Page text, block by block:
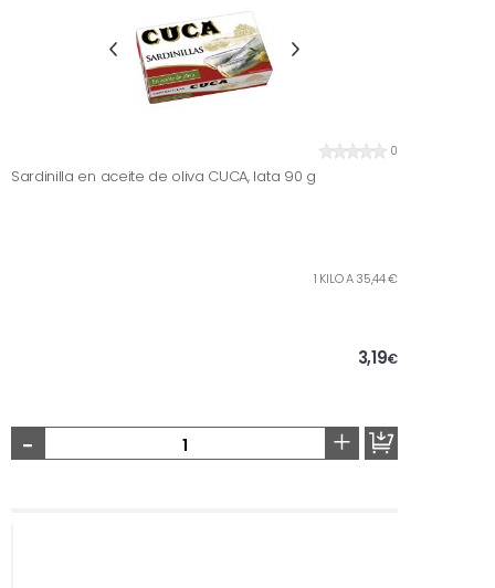
0
Sardinilla en aceite de oliva CUCA, lata 90 g
1 KILO A 35,44 €
3,19€
- +